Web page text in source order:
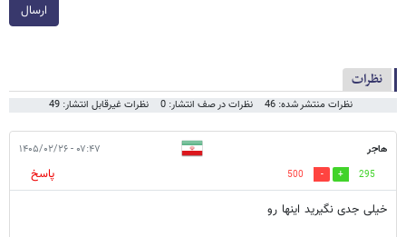
ارسال
نظرات
نظرات منتشر شده: 46 نظرات در صف انتشار: 0 نظرات غیرقابل انتشار: 49
هاجر ۰۷:۴۷ - ۱۴۰۵/۰۲/۲۶
295
500
پاسخ
خیلی جدی نگیرید اینها رو